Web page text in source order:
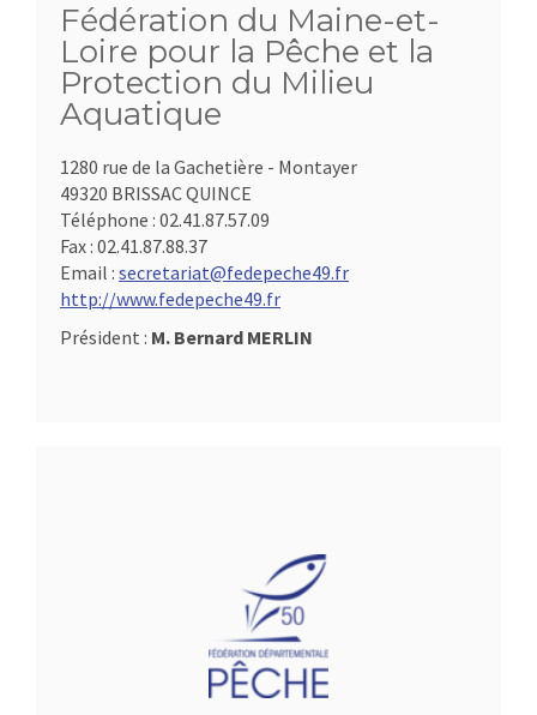
Fédération du Maine-et-
Loire pour la Pêche et la
Protection du Milieu
Aquatique
1280 rue de la Gachetière - Montayer
49320 BRISSAC QUINCE
Téléphone : 02.41.87.57.09
Fax : 02.41.87.88.37
Email : secretariat@fedepeche49.fr
http://www.fedepeche49.fr
Président : M. Bernard MERLIN